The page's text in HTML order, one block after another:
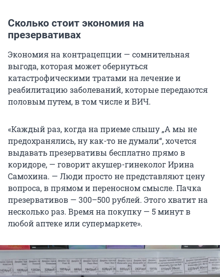
Сколько стоит экономия на
презервативах
Экономия на контрацепции — сомнительная
выгода, которая может обернуться
катастрофическими тратами на лечение и
реабилитацию заболеваний, которые передаются
половым путем, в том числе и ВИЧ.
«Каждый раз, когда на приеме слышу „А мы не
предохранялись, ну как-то не думали“, хочется
выдавать презервативы бесплатно прямо в
коридоре, — говорит акушер-гинеколог Ирина
Самохина. — Люди просто не представляют цену
вопроса, в прямом и переносном смысле. Пачка
презервативов — 300–500 рублей. Этого хватит на
несколько раз. Время на покупку — 5 минут в
любой аптеке или супермаркете».